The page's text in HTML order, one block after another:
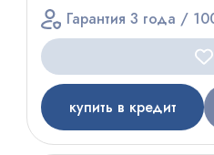
Гарантия 3 года /
купить в кредит